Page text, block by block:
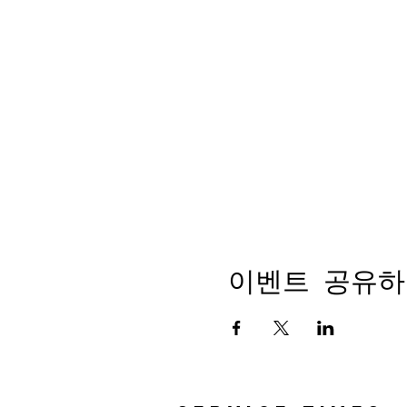
이벤트 공유